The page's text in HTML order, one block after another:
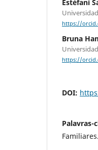
Estéfani
https://
Bruna
https://
DOI:
Palavras-